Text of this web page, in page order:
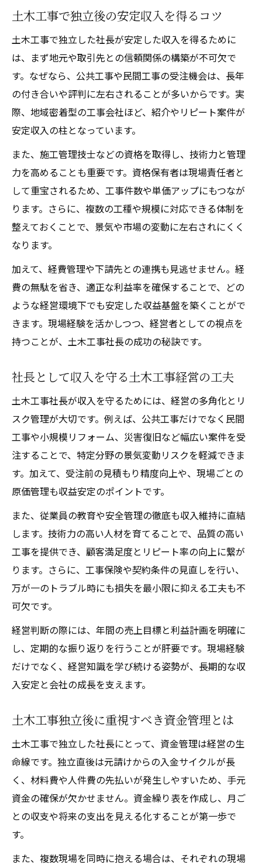
土木工事で独立後の安定収入を得るコツ
土木工事で独立した社長が安定した収入を得るために
は、まず地元や取引先との信頼関係の構築が不可欠で
す。なぜなら、公共工事や民間工事の受注機会は、長年
の付き合いや評判に左右されることが多いからです。実
際、地域密着型の工事会社ほど、紹介やリピート案件が
安定収入の柱となっています。
また、施工管理技士などの資格を取得し、技術力と管理
力を高めることも重要です。資格保有者は現場責任者と
して重宝されるため、工事件数や単価アップにもつなが
ります。さらに、複数の工種や規模に対応できる体制を
整えておくことで、景気や市場の変動に左右されにくく
なります。
加えて、経費管理や下請先との連携も見逃せません。経
費の無駄を省き、適正な利益率を確保することで、どの
ような経営環境下でも安定した収益基盤を築くことがで
きます。現場経験を活かしつつ、経営者としての視点を
持つことが、土木工事社長の成功の秘訣です。
社長として収入を守る土木工事経営の工夫
土木工事社長が収入を守るためには、経営の多角化とリ
スク管理が大切です。例えば、公共工事だけでなく民間
工事や小規模リフォーム、災害復旧など幅広い案件を受
注することで、特定分野の景気変動リスクを軽減できま
す。加えて、受注前の見積もり精度向上や、現場ごとの
原価管理も収益安定のポイントです。
また、従業員の教育や安全管理の徹底も収入維持に直結
します。技術力の高い人材を育てることで、品質の高い
工事を提供でき、顧客満足度とリピート率の向上に繋が
ります。さらに、工事保険や契約条件の見直しを行い、
万が一のトラブル時にも損失を最小限に抑える工夫も不
可欠です。
経営判断の際には、年間の売上目標と利益計画を明確に
し、定期的な振り返りを行うことが肝要です。現場経験
だけでなく、経営知識を学び続ける姿勢が、長期的な収
入安定と会社の成長を支えます。
土木工事独立後に重視すべき資金管理とは
土木工事で独立した社長にとって、資金管理は経営の生
命線です。独立直後は元請けからの入金サイクルが長
く、材料費や人件費の先払いが発生しやすいため、手元
資金の確保が欠かせません。資金繰り表を作成し、月ご
との収支や将来の支出を見える化することが第一歩で
す。
また、複数現場を同時に抱える場合は、それぞれの現場